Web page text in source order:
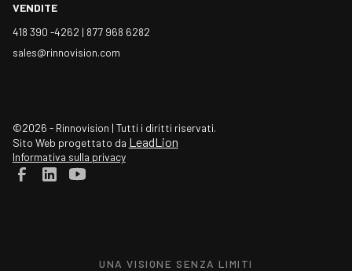
VENDITE
418 390 -4262 | 877 968 6282
sales@rinnovision.com
©2026 - Rinnovision | Tutti i diritti riservati.
Sito Web progettato da LeadLion
Informativa sulla privacy
UNA VISIONE SENZA LIMITI